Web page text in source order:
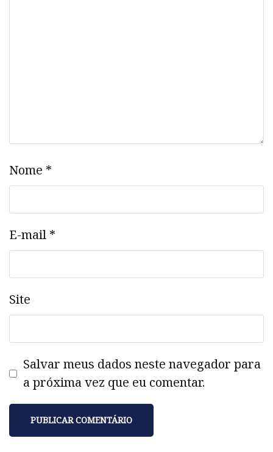
Nome *
E-mail *
Site
Salvar meus dados neste navegador para
a próxima vez que eu comentar.